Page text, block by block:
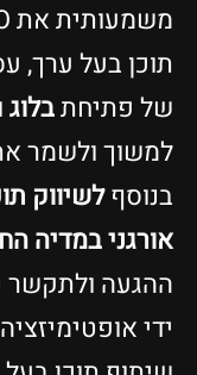
תוכן בעל ערך,
של פתיחתבלוג
למשוך ולשמר
בנוסףלשיווק
אורגני במדיה
ההגעה ולתקשר
ידי